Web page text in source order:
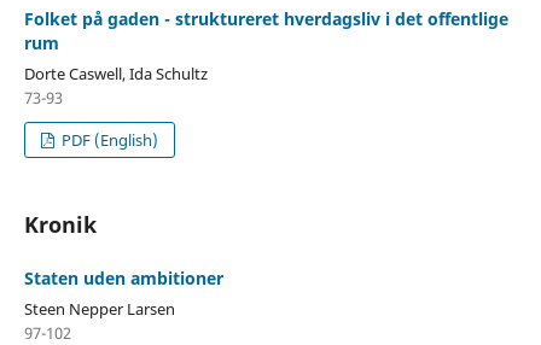
Folket på gaden - struktureret hverdagsliv i det offentlige
rum
Dorte Caswell, Ida Schultz
73-93
PDF (English)
Kronik
Staten uden ambitioner
Steen Nepper Larsen
97-102